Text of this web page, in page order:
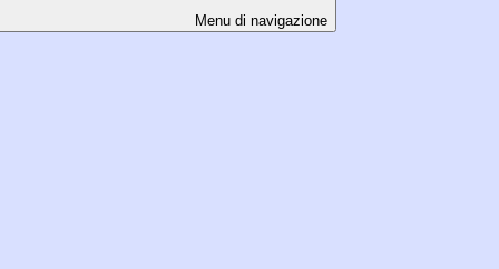
Menu di navigazione